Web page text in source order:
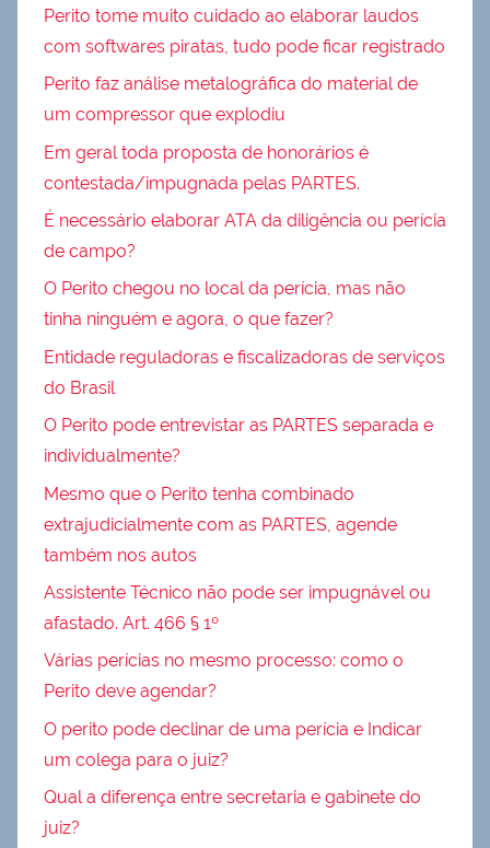
Perito tome muito cuidado ao elaborar laudos
com softwares piratas, tudo pode ficar registrado
Perito faz análise metalográfica do material de
um compressor que explodiu
Em geral toda proposta de honorários é
contestada/impugnada pelas PARTES.
É necessário elaborar ATA da diligência ou perícia
de campo?
O Perito chegou no local da perícia, mas não
tinha ninguém e agora, o que fazer?
Entidade reguladoras e fiscalizadoras de serviços
do Brasil
O Perito pode entrevistar as PARTES separada e
individualmente?
Mesmo que o Perito tenha combinado
extrajudicialmente com as PARTES, agende
também nos autos
Assistente Técnico não pode ser impugnável ou
afastado. Art. 466 § 1º
Várias perícias no mesmo processo: como o
Perito deve agendar?
O perito pode declinar de uma perícia e Indicar
um colega para o juiz?
Qual a diferença entre secretaria e gabinete do
juiz?